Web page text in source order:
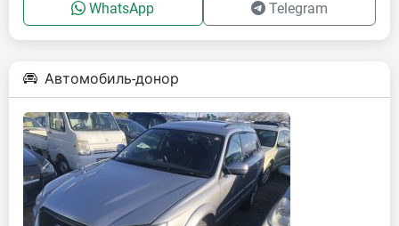
WhatsApp Telegram
Автомобиль-донор